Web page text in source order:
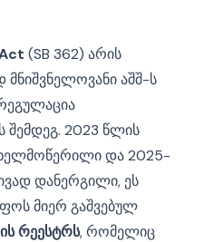
(SB 362) არის
აშშ-ს
შემდეგ. 2023 წლის
და 2025-
დანერგილი, ეს
მიერ გაშვებულ
რეესტრს, რომელიც